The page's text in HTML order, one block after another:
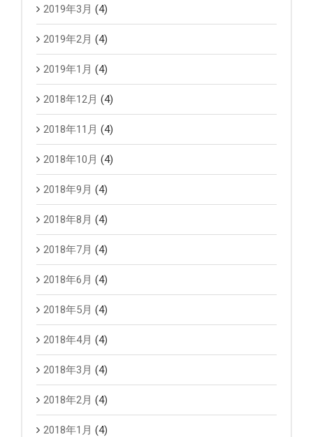
2019年3月 (4)
2019年2月 (4)
2019年1月 (4)
2018年12月 (4)
2018年11月 (4)
2018年10月 (4)
2018年9月 (4)
2018年8月 (4)
2018年7月 (4)
2018年6月 (4)
2018年5月 (4)
2018年4月 (4)
2018年3月 (4)
2018年2月 (4)
2018年1月 (4)